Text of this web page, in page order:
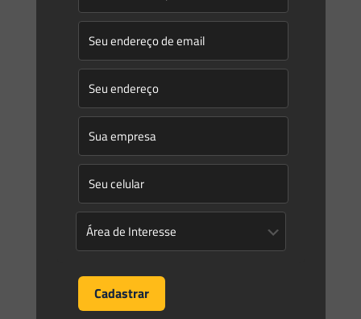
Prev page
1
8
9
10 11 12 13 14 15
16
18 19
25
26 27 28 29 30 31
32
34 35
41
42 43 44 45 46 47
48
57
58 59 60
66 67